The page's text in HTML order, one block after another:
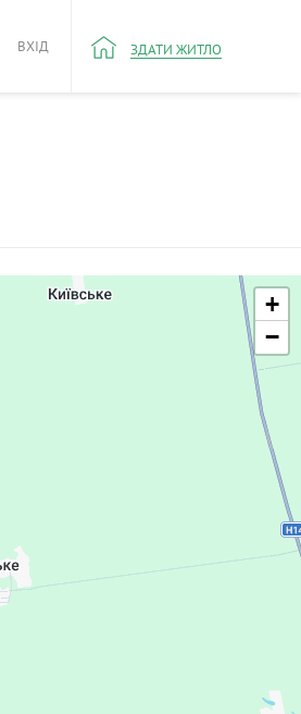
ВХІД ЗДАТИ ЖИТЛО
+
−